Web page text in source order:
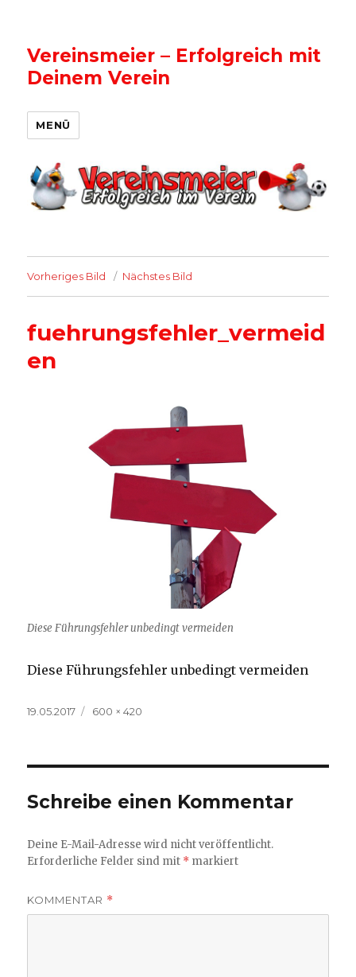
Vereinsmeier – Erfolgreich mit
Deinem Verein
MENÜ
Vorheriges Bild Nächstes Bild
fuehrungsfehler_vermeid
en
Diese Führungsfehler unbedingt vermeiden
Diese Führungsfehler unbedingt vermeiden
Veröffentlicht
19.05.2017
Volle
600 × 420
Schreibe einen Kommentar
Deine E-Mail-Adresse wird nicht veröffentlicht.
Erforderliche Felder sind mit * markiert
KOMMENTAR *